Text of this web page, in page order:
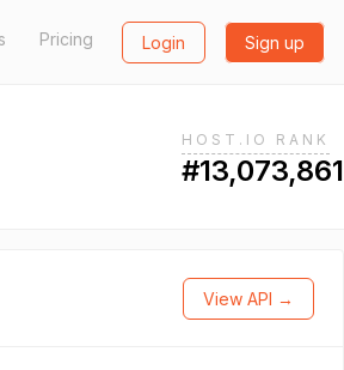
Pricing Login Sign up
HOST.IO RANK
#13,073,861
View API →